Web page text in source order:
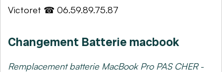
Changement Batterie macbook
Remplacement batterie MacBook Pro PAS CHER -